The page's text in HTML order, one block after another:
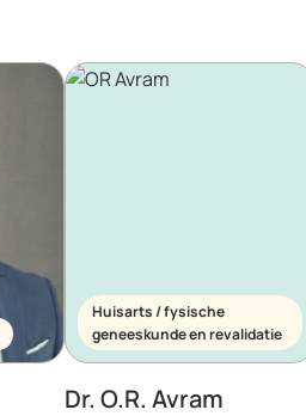
Huisarts / fysische
geneeskunde en revalidatie
Dr. O.R. Avram